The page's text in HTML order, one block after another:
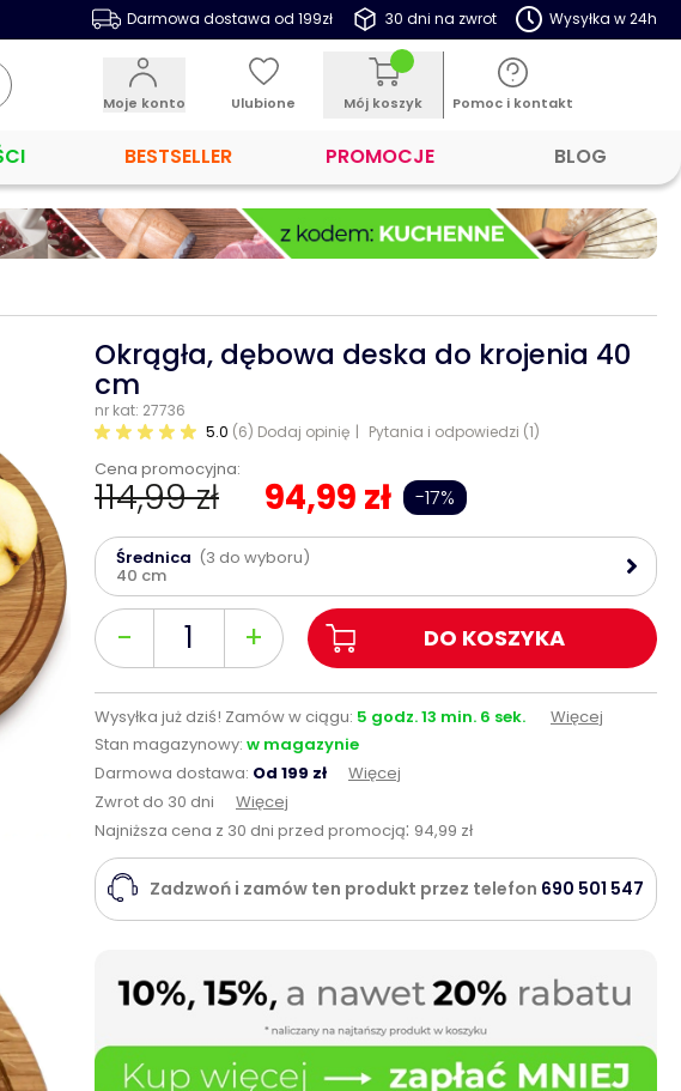
Darmowa dostawa od 199zł 30 dni na zwrot Wysyłka w 24h
Moje konto Ulubione Mój koszyk Pomoc i kontakt
BESTSELLER PROMOCJE BLOG
Okrągła, dębowa deska do krojenia 40
cm
nr kat: 27736
5.0 (6) Dodaj opinię Pytania i odpowiedzi (1)
Cena promocyjna:
114,99 zł 94,99 zł -17%
Średnica (3 do wyboru)
40 cm
-
Ilość + DO KOSZYKA
Wysyłka już dziś! Zamów w ciągu: 5 godz.13 min. 4 sek.
Więcej
Stan magazynowy: w magazynie
Darmowa dostawa: Od 199 zł
Więcej
Zwrot do 30 dni
Więcej
Najniższa cena z 30 dni przed promocją: 94,99 zł
Zadzwoń i zamów ten produkt przez telefon 690 501 547